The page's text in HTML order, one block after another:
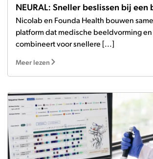
NEURAL: Sneller beslissen bij een
Nicolab en Founda Health bouwen
platform dat medische beeldvorming
combineert voor snellere [...]
Meer lezen